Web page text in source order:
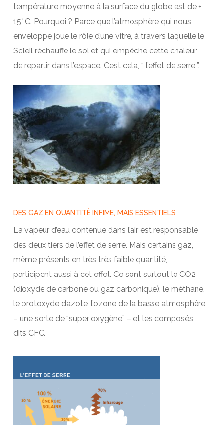
température moyenne à la surface du globe est de +
15° C. Pourquoi ? Parce que l’atmosphère qui nous
enveloppe joue le rôle d’une vitre, à travers laquelle le
Soleil réchauffe le sol et qui empêche cette chaleur
de repartir dans l’espace. C’est cela, “ l’effet de serre ”.
DES GAZ EN QUANTITÉ INFIME, MAIS ESSENTIELS
La vapeur d’eau contenue dans l’air est responsable
des deux tiers de l’effet de serre. Mais certains gaz,
même présents en très très faible quantité,
participent aussi à cet effet. Ce sont surtout le CO2
(dioxyde de carbone ou gaz carbonique), le méthane,
le protoxyde d’azote, l’ozone de la basse atmosphère
– une sorte de “super oxygène” – et les composés
dits CFC.